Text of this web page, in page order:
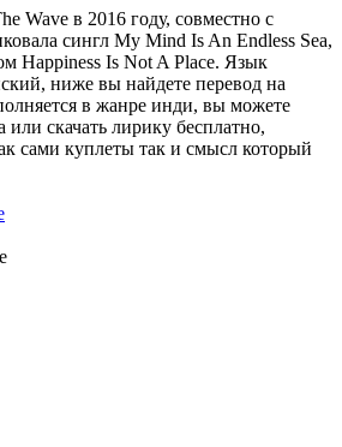
Wave в 2016 году, совместно с
сингл My Mind Is An Endless Sea,
Happiness Is Not A Place. Язык
ниже вы найдете перевод на
в жанре инди, вы можете
или скачать лирику бесплатно,
сами куплеты так и смысл который